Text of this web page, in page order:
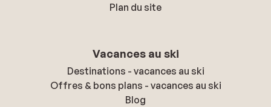
Plan du site
Vacances au ski
Destinations - vacances au ski
Offres & bons plans - vacances au ski
Blog